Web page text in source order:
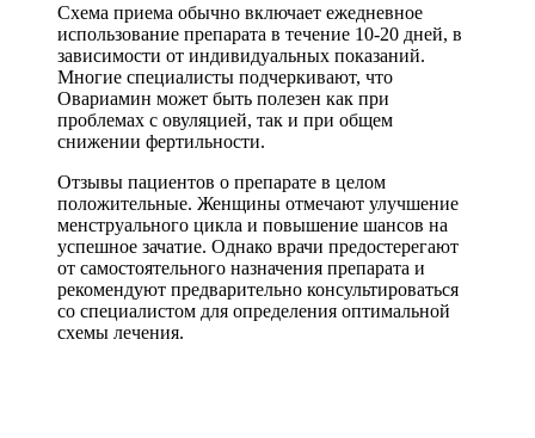
Схема приема обычно включает ежедневное
использование препарата в течение 10-20 дней, в
зависимости от индивидуальных показаний.
Многие специалисты подчеркивают, что
Овариамин может быть полезен как при
проблемах с овуляцией, так и при общем
снижении фертильности.
Отзывы пациентов о препарате в целом
положительные. Женщины отмечают улучшение
менструального цикла и повышение шансов на
успешное зачатие. Однако врачи предостерегают
от самостоятельного назначения препарата и
рекомендуют предварительно консультироваться
со специалистом для определения оптимальной
схемы лечения.